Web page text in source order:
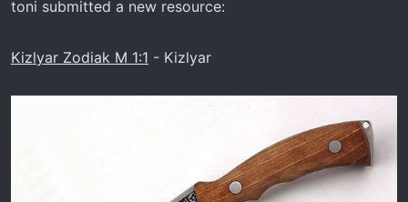
toni submitted a new resource:
Kizlyar Zodiak M 1:1 - Kizlyar